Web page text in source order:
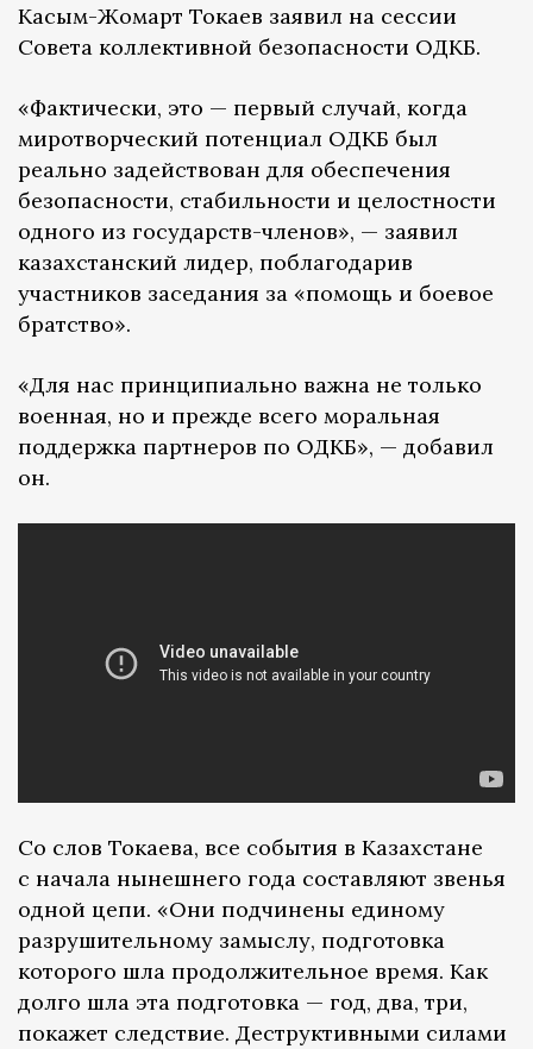
Касым-Жомарт Токаев заявил на сессии
Совета коллективной безопасности ОДКБ.
«Фактически, это — первый случай, когда
миротворческий потенциал ОДКБ был
реально задействован для обеспечения
безопасности, стабильности и целостности
одного из государств-членов», — заявил
казахстанский лидер, поблагодарив
участников заседания за «помощь и боевое
братство».
«Для нас принципиально важна не только
военная, но и прежде всего моральная
поддержка партнеров по ОДКБ», — добавил
он.
Со слов Токаева, все события в Казахстане
с начала нынешнего года составляют звенья
одной цепи. «Они подчинены единому
разрушительному замыслу, подготовка
которого шла продолжительное время. Как
долго шла эта подготовка — год, два, три,
покажет следствие. Деструктивными силами